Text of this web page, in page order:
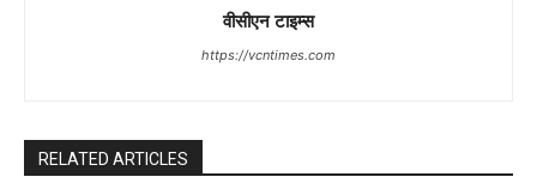
वीसीएन टाइम्स
https://vcntimes.com
RELATED ARTICLES